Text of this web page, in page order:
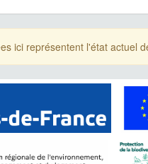
ici représentent l'état actuel